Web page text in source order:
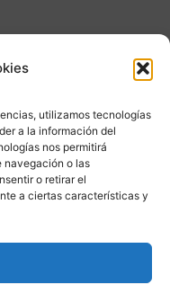
utilizamos tecnologías
a la información del
nos permitirá
navegación o las
o retirar el
a ciertas características y